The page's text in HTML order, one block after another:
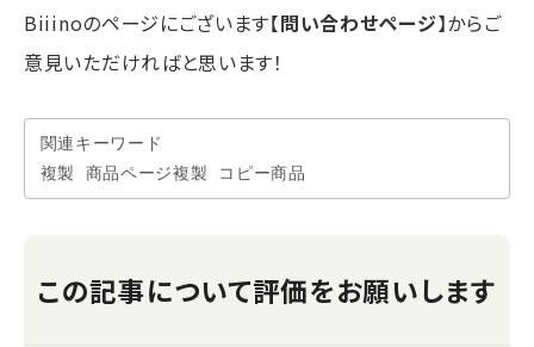
Biiinoのページにございます【問い合わせページ】からご
意見いただければと思います！
関連キーワード
複製 商品ページ複製 コピー商品